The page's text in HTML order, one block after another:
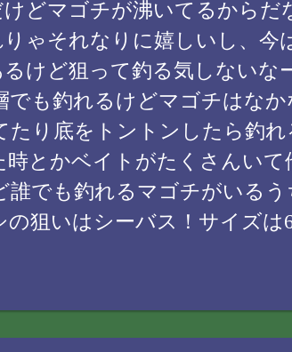
けどマゴチが沸いてるからだ
りゃそれなりに嬉しいし、今
るけど狙って釣る気しないな
でも釣れるけどマゴチはな
たり底をトントンしたら釣
時とかベイトがたくさんいて
誰でも釣れるマゴチがいるう
の狙いはシーバス！サイズは